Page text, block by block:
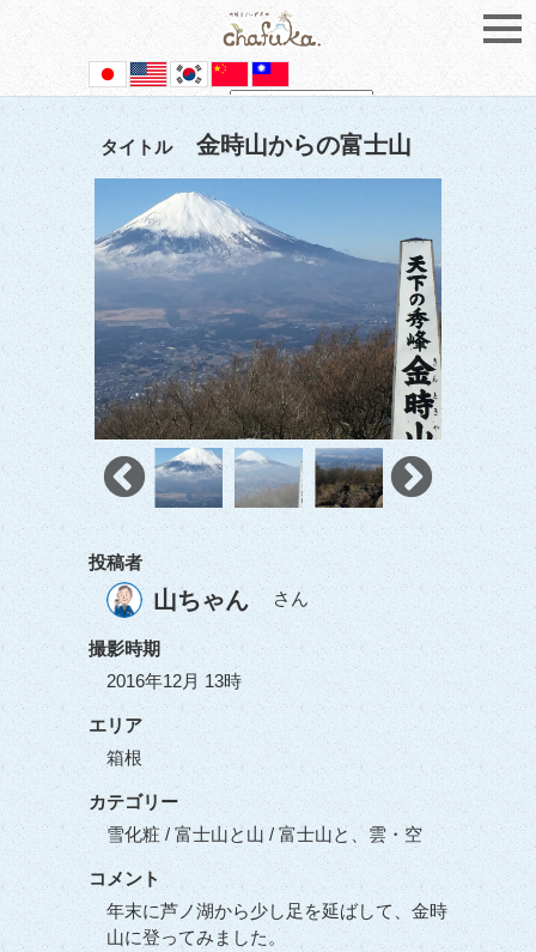
Powered by Translate
タイトル 金時山からの富士山
投稿者
山ちゃん さん
撮影時期
2016年12月 13時
エリア
箱根
カテゴリー
雪化粧 / 富士山と山 / 富士山と、雲・空
コメント
年末に芦ノ湖から少し足を延ばして、金時
山に登ってみました。